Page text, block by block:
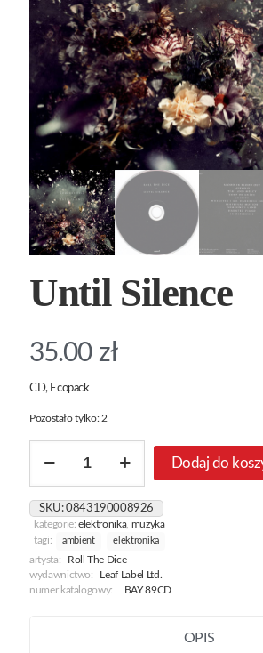
Until Silence
35.00 zł
CD, Ecopack
Pozostało tylko: 2
Until
Dodaj do
SKU:0843190008926
kategorie:elektronika, muzyka
tagi:
ambient elektronika
artysta:
Roll The Dice
wydawnictwo:
Leaf Label Ltd.
numer katalogowy:
BAY 89CD
OPIS